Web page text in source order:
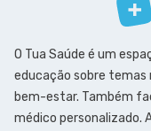
O Tua Saúde é um
educação sobre temas
bem-estar. Também
médico personalizado.